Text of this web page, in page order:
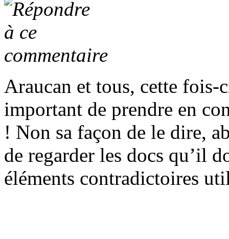
Araucan et tous, cette
important de prendre en
! Non sa façon de le dire,
de regarder les docs qu’il
éléments contradictoires